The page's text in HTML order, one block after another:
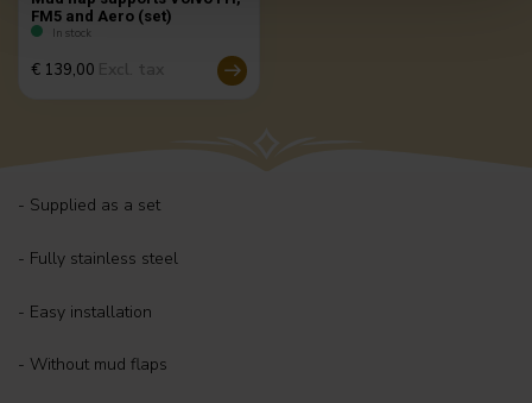
FM5 and Aero (set)
In stock
€ 139,00
- Supplied as a set
- Fully stainless steel
- Easy installation
- Without mud flaps